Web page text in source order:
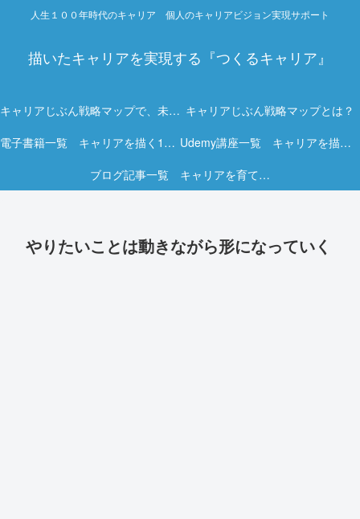
人生１００年時代のキャリア 個人のキャリアビジョン実現サポート
描いたキャリアを実現する『つくるキャリア』
キャリアじぶん戦略マップで、未来を描く力を。 キャリアじぶん戦略マップとは？
電子書籍一覧 キャリアを描く15冊の実践ガイド
Udemy講座一覧 キャリアを描く実践オンライン講座
ブログ記事一覧 キャリアを育てる実践ヒント集
やりたいことは動きながら形になっていく